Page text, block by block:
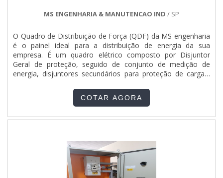
MS ENGENHARIA & MANUTENCAO IND / SP
O Quadro de Distribuição de Força (QDF) da MS engenharia
é o painel ideal para a distribuição de energia da sua
empresa. É um quadro elétrico composto por Disjuntor
Geral de proteção, seguido de conjunto de medição de
energia, disjuntores secundários para proteção de cargas,
contra Surtos), e DR (Disjuntor Diferencial Residual ou
Interruptor Residual). Soluções de projetos para todas as
COTAR AGORA